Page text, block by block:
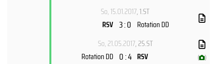
So, 15.01.2017, 1.ST
RSV 3 : 0 Rotation DD
So, 21.05.2017, 25.ST
Rotation DD 0 : 4 RSV ( )